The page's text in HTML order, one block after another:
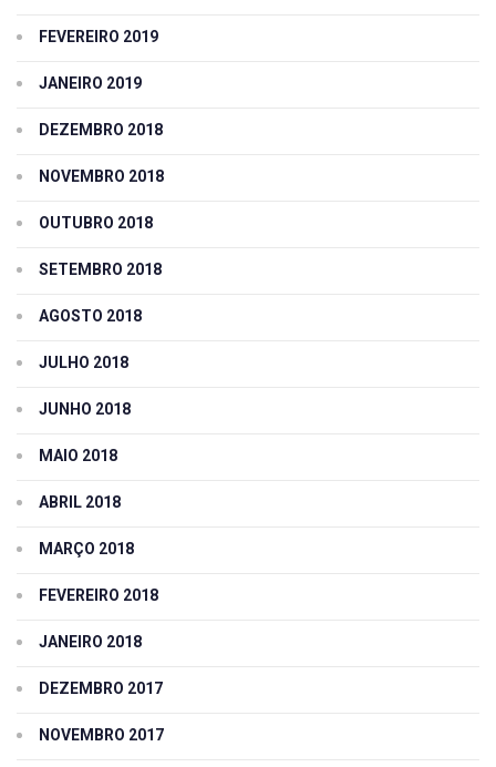
FEVEREIRO 2019
JANEIRO 2019
DEZEMBRO 2018
NOVEMBRO 2018
OUTUBRO 2018
SETEMBRO 2018
AGOSTO 2018
JULHO 2018
JUNHO 2018
MAIO 2018
ABRIL 2018
MARÇO 2018
FEVEREIRO 2018
JANEIRO 2018
DEZEMBRO 2017
NOVEMBRO 2017